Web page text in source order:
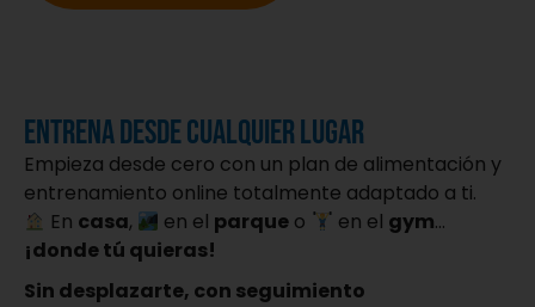
ENTRENA DESDE CUALQUIER LUGAR
Empieza desde cero con un plan de alimentación y
entrenamiento online totalmente adaptado a ti.
En casa, en el parque o en el gym…
¡donde tú quieras!
Sin desplazarte, con seguimiento